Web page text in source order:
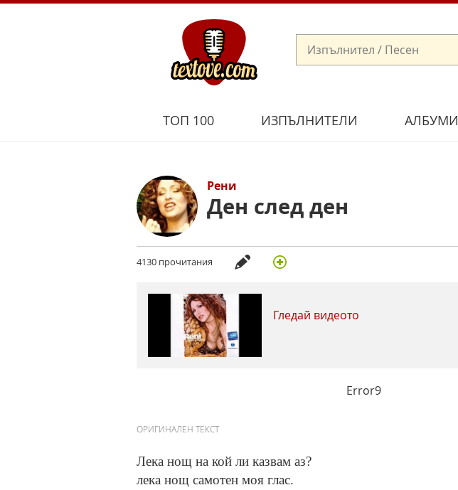
ТОП 100 ИЗПЪЛНИТЕЛИ АЛБУМИ
Рени
Ден след ден
4130 прочитания
Гледай видеото
Error9
ОРИГИНАЛЕН ТЕКСТ
Лека нощ на кой ли казвам аз?
лека нощ самотен моя глас.